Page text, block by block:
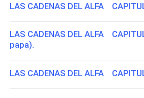
LAS CADENAS DEL ALFA
LAS CADENAS DEL ALFA
papa).
LAS CADENAS DEL ALFA